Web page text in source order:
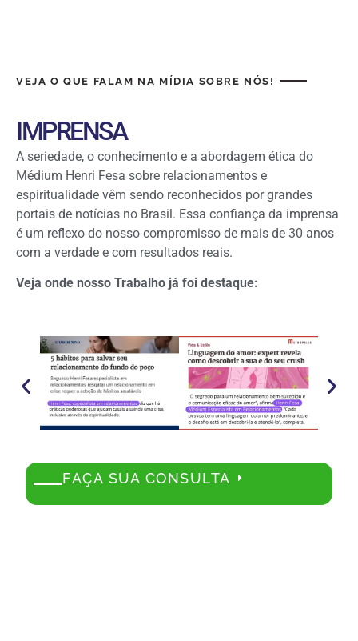
VEJA O QUE FALAM NA MÍDIA SOBRE NÓS!
IMPRENSA
A seriedade, o conhecimento e a abordagem ética do
Médium Henri Fesa sobre relacionamentos e
espiritualidade vêm sendo reconhecidos por grandes
portais de notícias no Brasil. Essa confiança da imprensa
é um reflexo do nosso compromisso de mais de 30 anos
com a verdade e com resultados reais.
Veja onde nosso Trabalho já foi destaque:
FAÇA SUA CONSULTA